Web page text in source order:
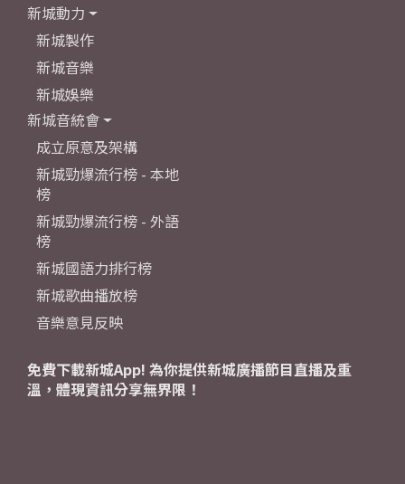
新城動力
新城製作
新城音樂
新城娛樂
新城音統會
成立原意及架構
新城勁爆流行榜 - 本地
榜
新城勁爆流行榜 - 外語
榜
新城國語力排行榜
新城歌曲播放榜
音樂意見反映
免費下載新城App! 為你提供新城廣播節目直播及重
溫，體現資訊分享無界限！